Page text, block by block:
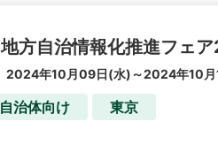
地方自治情報化推進フェ
2024年10月09日(水)～2024年10
自治体向け 東京